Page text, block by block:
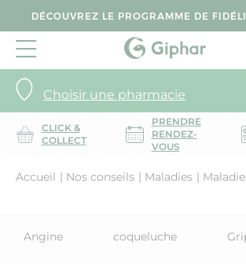
DÉCOUVREZ LE PROGRAMME DE
Choisir une pharmacie
CLICK &
COLLECT
PRENDRE
RENDEZ-
VOUS
Accueil Nos conseils Maladies
Angine coqueluche